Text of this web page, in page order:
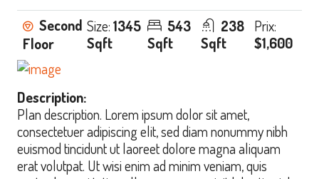
Second
Floor
Size:1345
Sqft
543
Sqft
238
Sqft
Prix:
$1,600
Description:
Plan description. Lorem ipsum dolor sit amet,
consectetuer adipiscing elit, sed diam nonummy nibh
euismod tincidunt ut laoreet dolore magna aliquam
erat volutpat. Ut wisi enim ad minim veniam, quis